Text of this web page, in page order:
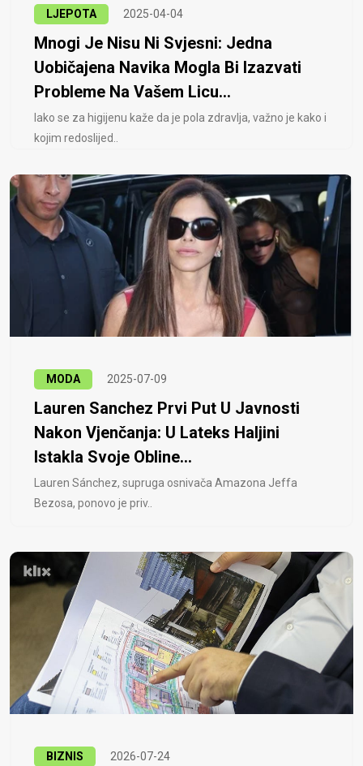
LJEPOTA 2025-04-04
Mnogi Je Nisu Ni Svjesni: Jedna
Uobičajena Navika Mogla Bi Izazvati
Probleme Na Vašem Licu...
Iako se za higijenu kaže da je pola zdravlja, važno je kako i
kojim redoslijed..
MODA 2025-07-09
Lauren Sanchez Prvi Put U Javnosti
Nakon Vjenčanja: U Lateks Haljini
Istakla Svoje Obline...
Lauren Sánchez, supruga osnivača Amazona Jeffa
Bezosa, ponovo je priv..
BIZNIS 2026-07-24